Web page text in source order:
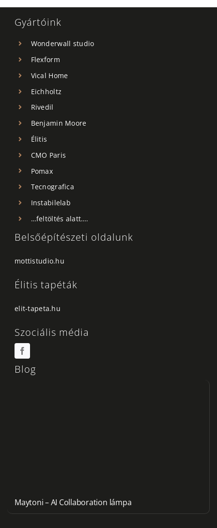
Gyártóink
Wonderwall studio
Flexform
Vical Home
Eichholtz
Rivedil
Benjamin Moore
Élitis
CMO Paris
Pomax
Tecnografica
Instabilelab
…feltöltés alatt….
Belsőépítészeti oldalunk
mottistudio.hu
Élitis tapéták
elit-tapeta.hu
Szociális média
Blog
Maytoni – AI Collaboration lámpa